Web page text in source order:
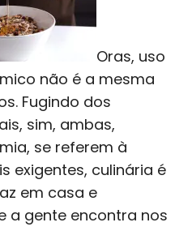
Oras, uso
não é a mesma
Fugindo dos
sim, ambas,
se referem à
exigentes, culinária é
em casa e
a gente encontra nos